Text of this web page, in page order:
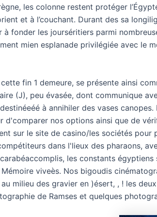
les colonne restent protéger
et à l’couchant. Durant des sa
à fonder les jourséritiers parmi
mien esplanade privilégiée avec le
fin 1 demeure, se présente ainsi
(J), peu évasée, dont communique
à annihiler des vases
d'comparer nos options ainsi que de
sur le site de casino/les sociétés pour
dans l'lieux des pharaons,
les constants égyptiens
viveès. Nos bigoudis
milieu des gravier en )ésert, , ! les
de Ramses et quelques